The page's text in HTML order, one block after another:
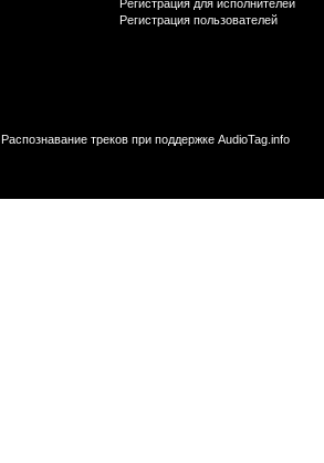
Регистрация для исполнителей
Регистрация пользователей
Распознавание треков при поддержке AudioTag.info